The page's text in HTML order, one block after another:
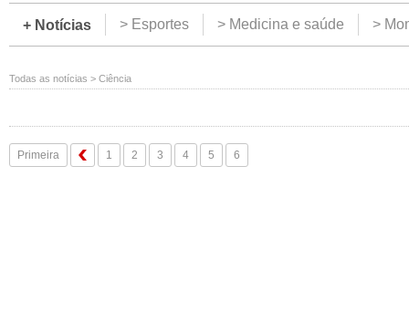
+ Notícias > Esportes > Medicina e saúde >
Todas as notícias > Ciência
Primeira 1 2 3 4 5 6